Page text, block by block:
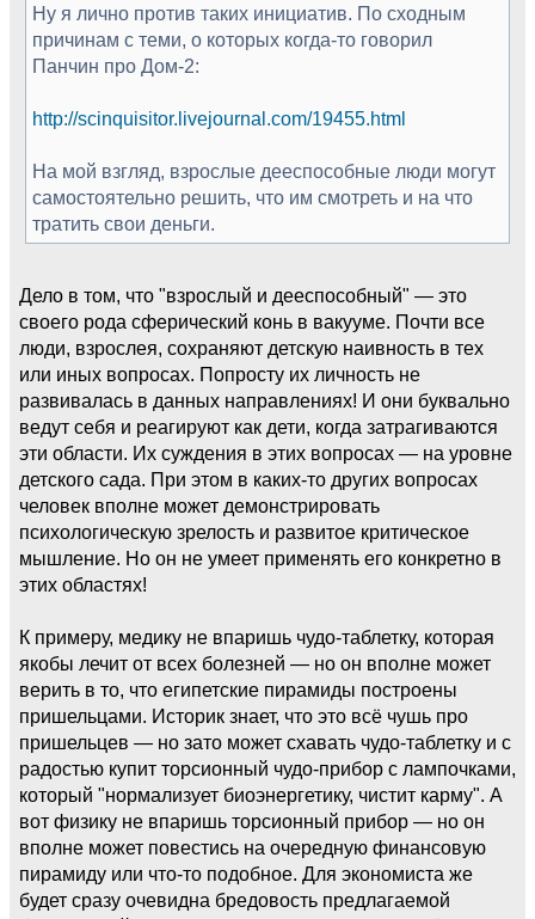
Ну я лично против таких инициатив. По сходным
причинам с теми, о которых когда-то говорил
Панчин про Дом-2:
http://scinquisitor.livejournal.com/19455.html
На мой взгляд, взрослые дееспособные люди могут
самостоятельно решить, что им смотреть и на что
тратить свои деньги.
Дело в том, что "взрослый и дееспособный" — это
своего рода сферический конь в вакууме. Почти все
люди, взрослея, сохраняют детскую наивность в тех
или иных вопросах. Попросту их личность не
развивалась в данных направлениях! И они буквально
ведут себя и реагируют как дети, когда затрагиваются
эти области. Их суждения в этих вопросах — на уровне
детского сада. При этом в каких-то других вопросах
человек вполне может демонстрировать
психологическую зрелость и развитое критическое
мышление. Но он не умеет применять его конкретно в
этих областях!
К примеру, медику не впаришь чудо-таблетку, которая
якобы лечит от всех болезней — но он вполне может
верить в то, что египетские пирамиды построены
пришельцами. Историк знает, что это всё чушь про
пришельцев — но зато может схавать чудо-таблетку и с
радостью купит торсионный чудо-прибор с лампочками,
который "нормализует биоэнергетику, чистит карму". А
вот физику не впаришь торсионный прибор — но он
вполне может повестись на очередную финансовую
пирамиду или что-то подобное. Для экономиста же
будет сразу очевидна бредовость предлагаемой